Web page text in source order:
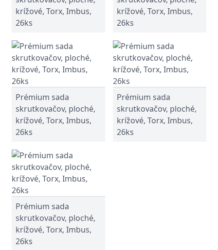
krížové, Torx, Imbus,
26ks
krížové, Torx, Imbus,
26ks
Prémium sada
skrutkovačov, ploché,
krížové, Torx, Imbus,
26ks
Prémium sada
skrutkovačov, ploché,
krížové, Torx, Imbus,
26ks
Prémium sada
skrutkovačov, ploché,
krížové, Torx, Imbus,
26ks